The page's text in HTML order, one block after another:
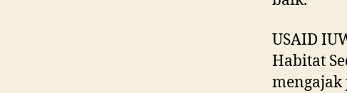
USAID
Habitat
mengajak